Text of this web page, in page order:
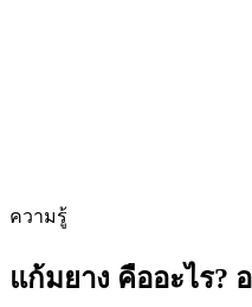
ความรู้
แก้มยาง คืออะไร?